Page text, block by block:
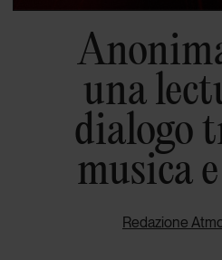
una
dialogo
musica
Redazione